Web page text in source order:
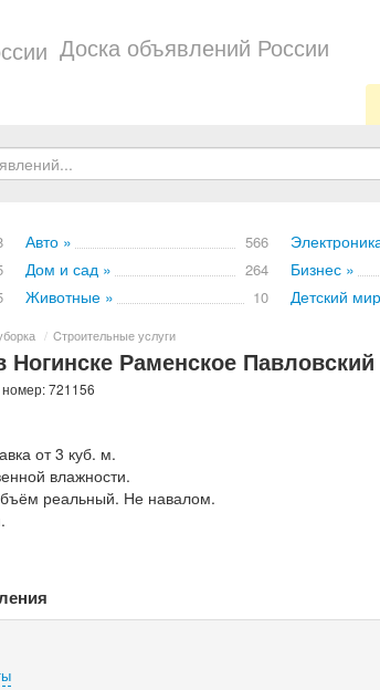
Доска объявлений России
Авто » 566
Дом и сад » 264 Бизнес »
Животные » 10 Детский
/ Cтроительные услуги
Раменское
721156
от 3 куб. м.
влажности.
реальный. Не навалом.